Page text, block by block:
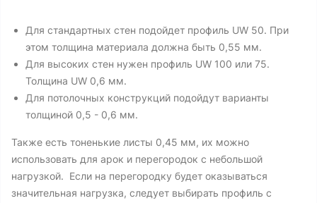
Для стандартных стен подойдет профиль UW 50. При
этом толщина материала должна быть 0,55 мм.
Для высоких стен нужен профиль UW 100 или 75.
Толщина UW 0,6 мм.
Для потолочных конструкций подойдут варианты
толщиной 0,5 - 0,6 мм.
Также есть тоненькие листы 0,45 мм, их можно
использовать для арок и перегородок с небольшой
нагрузкой. Если на перегородку будет оказываться
значительная нагрузка, следует выбирать профиль с